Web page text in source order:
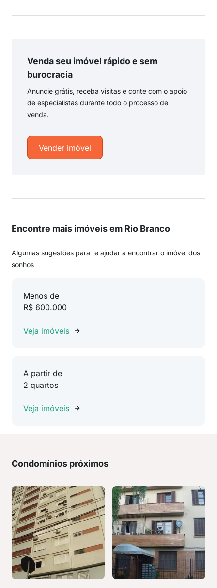
Venda seu imóvel rápido e sem
burocracia
Anuncie grátis, receba visitas e conte com o apoio
de especialistas durante todo o processo de
venda.
Vender imóvel
Encontre mais imóveis em Rio Branco
Algumas sugestões para te ajudar a encontrar o imóvel dos
sonhos
Menos de
R$ 600.000
Veja imóveis
A partir de
2 quartos
Veja imóveis
Condomínios próximos